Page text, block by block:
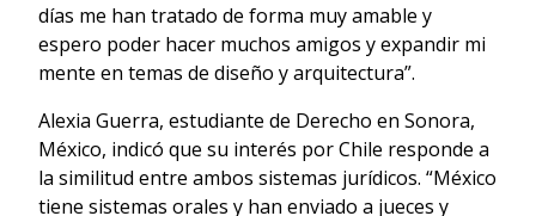
días me han tratado de forma muy amable y
espero poder hacer muchos amigos y expandir mi
mente en temas de diseño y arquitectura”.
Alexia Guerra, estudiante de Derecho en Sonora,
México, indicó que su interés por Chile responde a
la similitud entre ambos sistemas jurídicos. “México
tiene sistemas orales y han enviado a jueces y